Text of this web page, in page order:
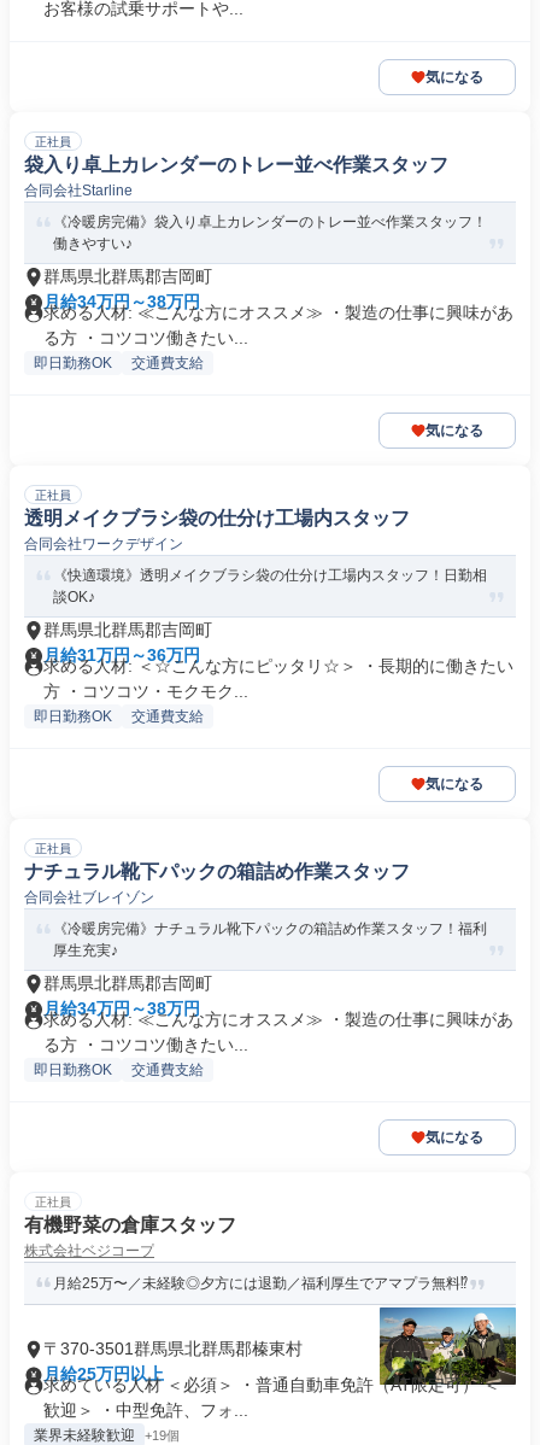
お客様の試乗サポートや...
気になる
正社員
袋入り卓上カレンダーのトレー並べ作業スタッフ
合同会社Starline
《冷暖房完備》袋入り卓上カレンダーのトレー並べ作業スタッフ！
働きやすい♪
群馬県北群馬郡吉岡町
月給34万円～38万円
求める人材: ≪こんな方にオススメ≫ ・製造の仕事に興味があ
る方 ・コツコツ働きたい...
即日勤務OK 交通費支給
気になる
正社員
透明メイクブラシ袋の仕分け工場内スタッフ
合同会社ワークデザイン
《快適環境》透明メイクブラシ袋の仕分け工場内スタッフ！日勤相
談OK♪
群馬県北群馬郡吉岡町
月給31万円～36万円
求める人材: ＜☆こんな方にピッタリ☆＞ ・長期的に働きたい
方 ・コツコツ・モクモク...
即日勤務OK 交通費支給
気になる
正社員
ナチュラル靴下パックの箱詰め作業スタッフ
合同会社ブレイゾン
《冷暖房完備》ナチュラル靴下パックの箱詰め作業スタッフ！福利
厚生充実♪
群馬県北群馬郡吉岡町
月給34万円～38万円
求める人材: ≪こんな方にオススメ≫ ・製造の仕事に興味があ
る方 ・コツコツ働きたい...
即日勤務OK 交通費支給
気になる
正社員
有機野菜の倉庫スタッフ
株式会社ベジコープ
月給25万〜／未経験◎夕方には退勤／福利厚生でアマプラ無料⁉
〒370-3501群馬県北群馬郡榛東村
月給25万円以上
求めている人材 ＜必須＞ ・普通自動車免許（AT限定可） ＜
歓迎＞ ・中型免許、フォ...
業界未経験歓迎 +19個